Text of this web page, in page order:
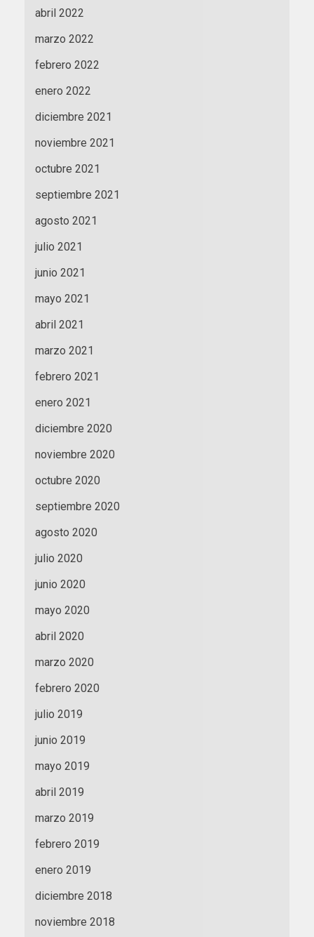
abril 2022
marzo 2022
febrero 2022
enero 2022
diciembre 2021
noviembre 2021
octubre 2021
septiembre 2021
agosto 2021
julio 2021
junio 2021
mayo 2021
abril 2021
marzo 2021
febrero 2021
enero 2021
diciembre 2020
noviembre 2020
octubre 2020
septiembre 2020
agosto 2020
julio 2020
junio 2020
mayo 2020
abril 2020
marzo 2020
febrero 2020
julio 2019
junio 2019
mayo 2019
abril 2019
marzo 2019
febrero 2019
enero 2019
diciembre 2018
noviembre 2018